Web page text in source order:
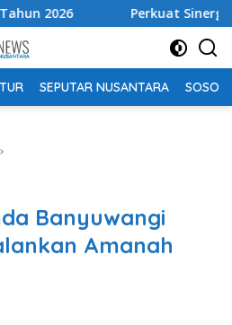
Perkuat Sinergi Tingkatkan
SEPUTAR NUSANTARA SOSOK
Banyuwangi
Amanah